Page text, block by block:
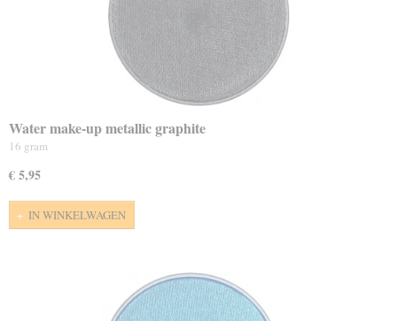
Water make-up metallic graphite
16 gram
€ 5,95
IN WINKELWAGEN